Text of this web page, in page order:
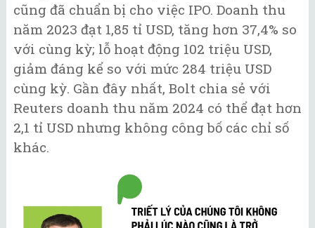
cũng đã chuẩn bị cho việc IPO. Doanh thu
năm 2023 đạt 1,85 tỉ USD, tăng hơn 37,4% so
với cùng kỳ; lỗ hoạt động 102 triệu USD,
giảm đáng kể so với mức 284 triệu USD
cùng kỳ. Gần đây nhất, Bolt chia sẻ với
Reuters doanh thu năm 2024 có thể đạt hơn
2,1 tỉ USD nhưng không công bố các chỉ số
khác.